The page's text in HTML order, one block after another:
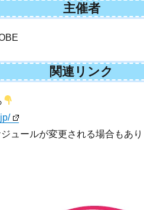
主催者
関連リンク
ュールが変更される場合もあ